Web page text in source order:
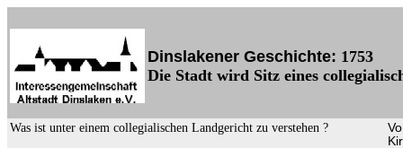
Dinslakener Geschichte: 1753
Die Stadt wird Sitz eines
Was ist unter einem collegialischen Landgericht zu verstehen ?